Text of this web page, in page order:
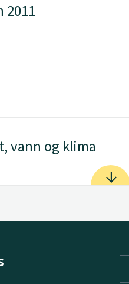
2011
vann og klima